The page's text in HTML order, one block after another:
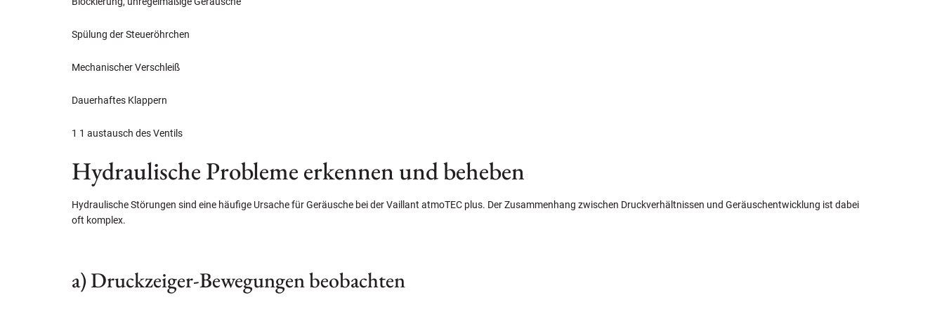
Spülung der Steueröhrchen
Mechanischer Verschleiß
Dauerhaftes Klappern
1 1 austausch des Ventils
Hydraulische Probleme erkennen und beheben
Hydraulische Störungen sind eine häufige Ursache für Geräusche bei der Vaillant atmoTEC plus. Der Zusammenhang zwischen Druckverhältnissen und Geräuschentwicklung ist dabei
oft komplex.
a) Druckzeiger-Bewegungen beobachten